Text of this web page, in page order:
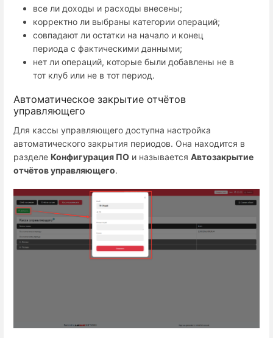
все ли доходы и расходы внесены;
корректно ли выбраны категории операций;
совпадают ли остатки на начало и конец
периода с фактическими данными;
нет ли операций, которые были добавлены не в
тот клуб или не в тот период.
Автоматическое закрытие отчётов
управляющего
Для кассы управляющего доступна настройка
автоматического закрытия периодов. Она находится в
разделе Конфигурация ПО и называется Автозакрытие
отчётов управляющего.